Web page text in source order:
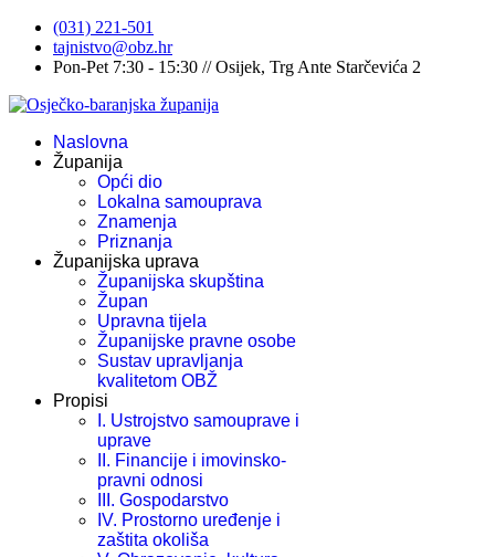
(031) 221-501
tajnistvo@obz.hr
Pon-Pet 7:30 - 15:30 // Osijek, Trg Ante Starčevića 2
Naslovna
Županija
Opći dio
Lokalna samouprava
Znamenja
Priznanja
Županijska uprava
Županijska skupština
Župan
Upravna tijela
Županijske pravne osobe
Sustav upravljanja
kvalitetom OBŽ
Propisi
I. Ustrojstvo samouprave i
uprave
II. Financije i imovinsko-
pravni odnosi
III. Gospodarstvo
IV. Prostorno uređenje i
zaštita okoliša